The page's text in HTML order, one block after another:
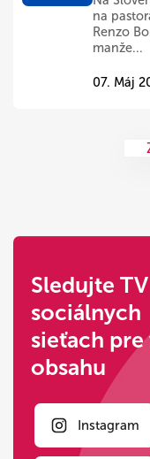
na
Renzo
manže...
07. Máj
Sledujte
sociálnych
sieťach pre
obsahu
Instagram